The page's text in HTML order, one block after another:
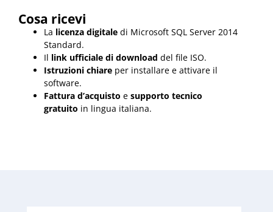
Cosa ricevi
La licenza digitale di Microsoft SQL Server 2014
Standard.
Il link ufficiale di download del file ISO.
Istruzioni chiare per installare e attivare il
software.
Fattura d’acquisto e supporto tecnico
gratuito in lingua italiana.